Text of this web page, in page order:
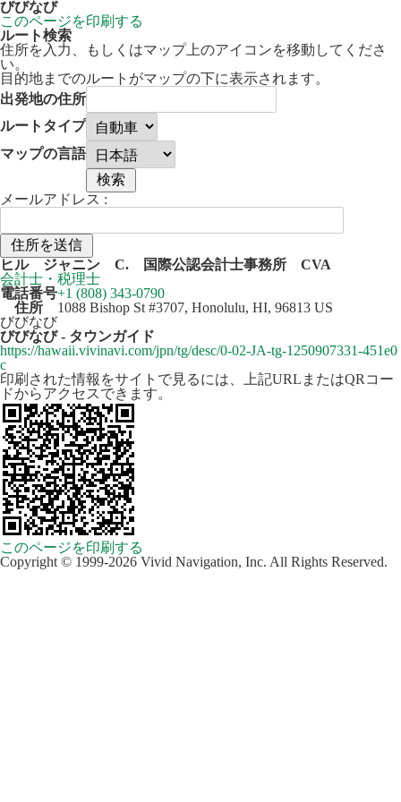
びびなび
このページを印刷する
ルート検索
住所を入力、もしくはマップ上のアイコンを移動してくださ
い。
目的地までのルートがマップの下に表示されます。
出発地の住所
ルートタイプ
マップの言語
メールアドレス :
+
−
50 km
ヒル ジャニン C. 国際公認会計士事務所 CVA
会計士・税理士
電話番号+1 (808) 343-0790
住所
1088 Bishop St #3707, Honolulu, HI, 96813 US
びびなび
びびなび - タウンガイド
https://hawaii.vivinavi.com/jpn/tg/desc/0-02-JA-tg-1250907331-451e0
c
印刷された情報をサイトで見るには、上記URLまたはQRコー
ドからアクセスできます。
このページを印刷する
Copyright © 1999-2026 Vivid Navigation, Inc. All Rights Reserved.